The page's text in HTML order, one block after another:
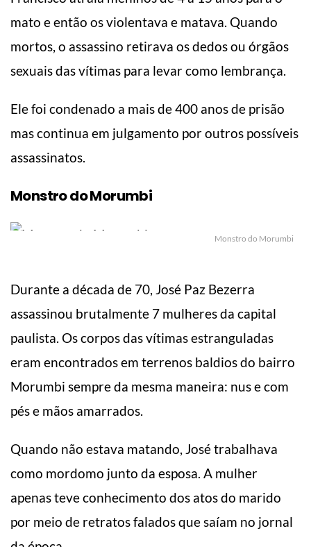
mato e então os violentava e matava. Quando
mortos, o assassino retirava os dedos ou órgãos
sexuais das vítimas para levar como lembrança.
Ele foi condenado a mais de 400 anos de prisão
mas continua em julgamento por outros possíveis
assassinatos.
Monstro do Morumbi
Monstro do Morumbi
Durante a década de 70, José Paz Bezerra
assassinou brutalmente 7 mulheres da capital
paulista. Os corpos das vítimas estranguladas
eram encontrados em terrenos baldios do bairro
Morumbi sempre da mesma maneira: nus e com
pés e mãos amarrados.
Quando não estava matando, José trabalhava
como mordomo junto da esposa. A mulher
apenas teve conhecimento dos atos do marido
por meio de retratos falados que saíam no jornal